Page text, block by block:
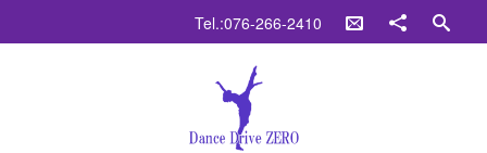
Tel.:076-266-2410